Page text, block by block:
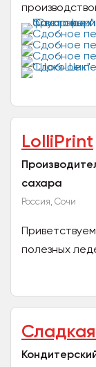
Ассортимент
насчитывает
LolliPrint
сахара
Россия, Сочи
полезных